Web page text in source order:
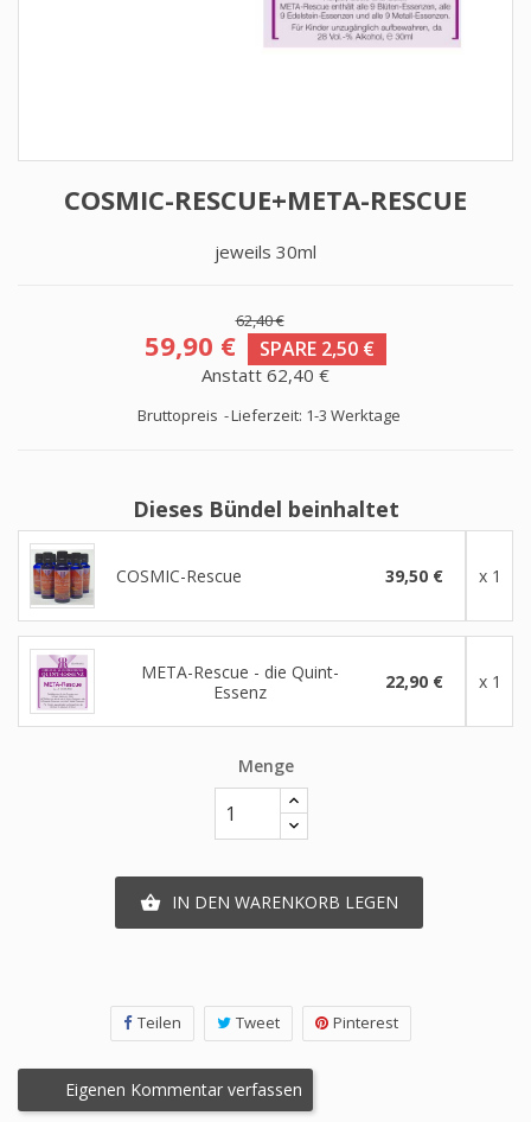
COSMIC-RESCUE+META-RESCUE
jeweils 30ml
62,40 €
59,90 € SPARE 2,50 €
Anstatt 62,40 €
Bruttopreis Lieferzeit: 1-3 Werktage
Dieses Bündel beinhaltet
COSMIC-Rescue 39,50 € x 1
META-Rescue - die Quint-
Essenz
22,90 € x 1
Menge
 IN DEN WARENKORB LEGEN
Teilen Tweet Pinterest
Eigenen Kommentar verfassen